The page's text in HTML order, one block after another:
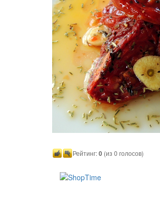
Рейтинг:0 (из 0 голосов)